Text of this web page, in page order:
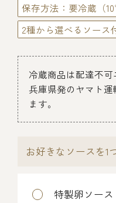
価格で探す
～￥2,999
￥3,000～￥4,999
保存方法：要冷蔵（
2種から選べるソース
冷蔵商品は配達不可
兵庫県発のヤマト
ます。
お好きなソースを1
特製卵ソース